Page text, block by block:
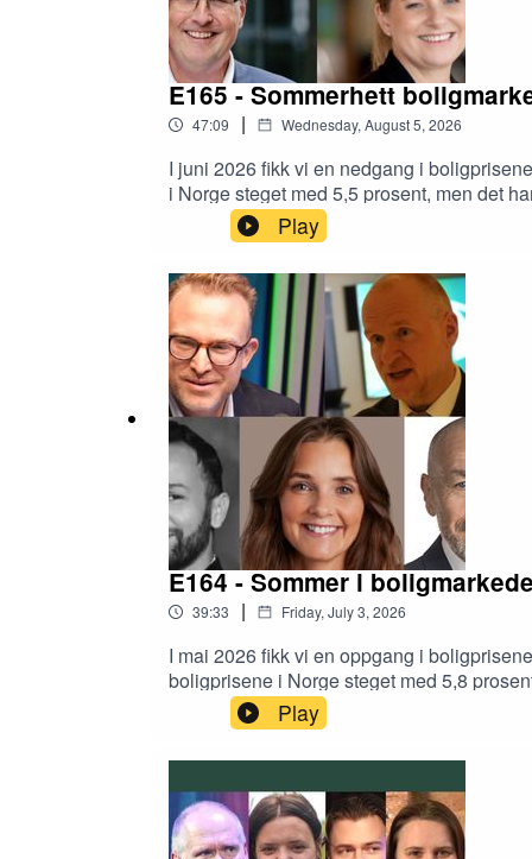
E165 - Sommerhett
47:09 | Wednesday, August 5, 2026
I juni 2026 fikk vi en nedgang i
i Norge steget med 5,5 prosent, men det
Vestlandet, Vestlandet og i Nord-Norge.
spør:Hvor gikk boligmarkedet i juli? Hvor
kommunikasjon og politikk Erik
for juli 2026.Gjester: Byråd for byutvikling
Play
E164 - Sommer i
39:33 | Friday, July 3, 2026
I mai 2026 fikk vi en oppgang i
boligprisene i Norge steget med 5,8
Sør-Vestlandet, Vestlandet og i Nord-
med i 2025 fortsatt vært stor.Vi spør:
for kommunikasjon og politikk Erik
stortingsrepresentant Tom Staahle
Play